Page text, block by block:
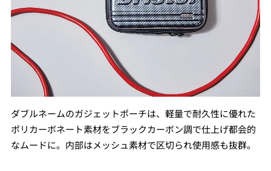
ダブルネームのガジェットポーチは、軽量で耐久性に優れた
ポリカーボネート素材をブラックカーボン調で仕上げ都会的
なムードに。内部はメッシュ素材で区切られ使用感も抜群。